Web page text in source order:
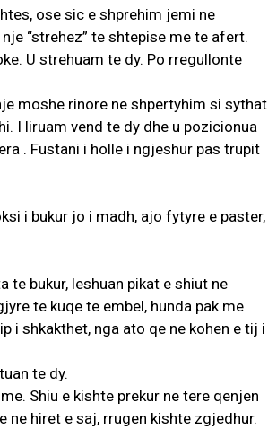
ose sic e shprehim jemi ne
“strehez” te shtepise me te afert.
U strehuam te dy. Po rregullonte
moshe rinore ne shpertyhim si sythat
I liruam vend te dy dhe u pozicionua
. Fustani i holle i ngjeshur pas trupit
i bukur jo i madh, ajo fytyre e paster,
te bukur, leshuan pikat e shiut ne
te kuqe te embel, hunda pak me
i shkakthet, nga ato qe ne kohen e tij i
te dy.
Shiu e kishte prekur ne tere qenjen
ne hiret e saj, rrugen kishte zgjedhur.